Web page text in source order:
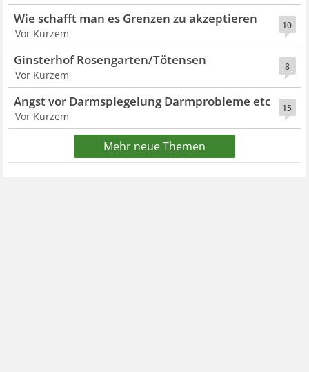
10
Wie schafft man es Grenzen zu akzeptieren
Vor Kurzem
8
Ginsterhof Rosengarten/Tötensen
Vor Kurzem
15
Angst vor Darmspiegelung Darmprobleme etc
Vor Kurzem
Mehr neue Themen